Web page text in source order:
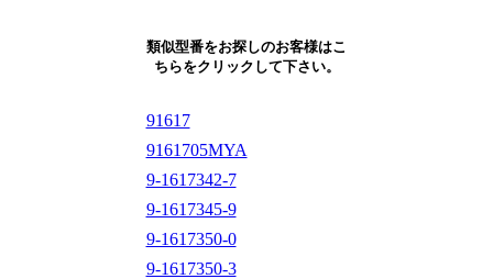
類似型番をお探しのお客様はこ
ちらをクリックして下さい。
91617
9161705MYA
9-1617342-7
9-1617345-9
9-1617350-0
9-1617350-3